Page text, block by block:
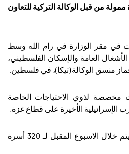
ممولة من قبل الوكالة التركية للتعاون
في مقر الوزارة في رام الله وسط
العامة والإسكان الفلسطيني،
منسق الوكالة (تيكا)، في فلسطين.
مخصصة لذوي الاحتياجات الخاصة
الإسرائيلية الأخيرة على قطاع غزة
وبين أن تسليم الوحدات سيتم خلال الاسبوع المقبل لـ 320 أسرة